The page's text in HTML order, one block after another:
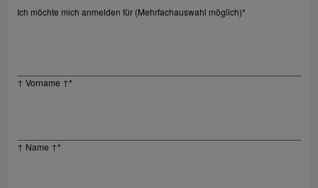
Ich möchte mich anmelden für (Mehrfachauswahl möglich)*
↑ Vorname ↑*
↑ Name ↑*